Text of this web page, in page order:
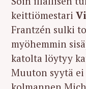
keittiömestari
Frantzén sulki
myöhemmin
katolta löytyy
Muuton syytä ei